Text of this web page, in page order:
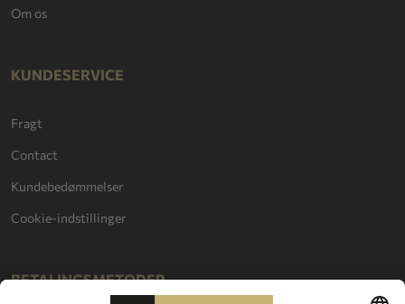
Om os
KUNDESERVICE
Fragt
Contact
Kundebedømmelser
Cookie-indstillinger
BETALINGSMETODER